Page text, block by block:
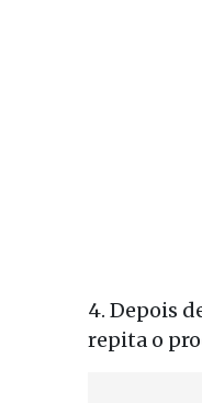
4. Depois
repita o